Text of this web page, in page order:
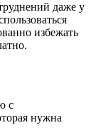
даже у
избежать
с
нужна